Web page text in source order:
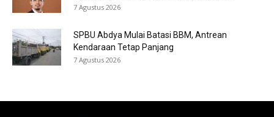
7 Agustus 2026
SPBU Abdya Mulai Batasi BBM, Antrean
Kendaraan Tetap Panjang
7 Agustus 2026